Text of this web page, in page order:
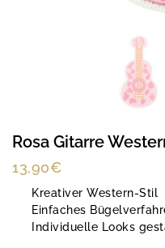
Rosa Gitarre
13,90€
Kreativer Western-Stil
Einfaches
Individuelle Looks